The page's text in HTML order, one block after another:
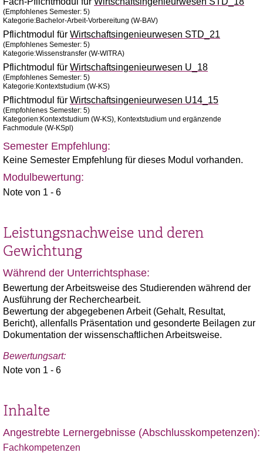
(Empfohlenes Semester: 5)
Kategorie:Bachelor-Arbeit-Vorbereitung (W-BAV)
Pflichtmodul für Wirtschaftsingenieurwesen STD_21
(Empfohlenes Semester: 5)
Kategorie:Wissenstransfer (W-WITRA)
Pflichtmodul für Wirtschaftsingenieurwesen U_18
(Empfohlenes Semester: 5)
Kategorie:Kontextstudium (W-KS)
Pflichtmodul für Wirtschaftsingenieurwesen U14_15
(Empfohlenes Semester: 5)
Kategorien:Kontextstudium (W-KS), Kontextstudium und ergänzende
Fachmodule (W-KSpl)
Semester Empfehlung:
Keine Semester Empfehlung für dieses Modul vorhanden.
Modulbewertung:
Note von 1 - 6
Leistungsnachweise und deren
Gewichtung
Während der Unterrichtsphase:
Bewertung der Arbeitsweise des Studierenden während der
Ausführung der Recherchearbeit.
Bewertung der abgegebenen Arbeit (Gehalt, Resultat,
Bericht), allenfalls Präsentation und gesonderte Beilagen zur
Dokumentation der wissenschaftlichen Arbeitsweise.
Bewertungsart:
Note von 1 - 6
Inhalte
Angestrebte Lernergebnisse (Abschlusskompetenzen):
Fachkompetenzen